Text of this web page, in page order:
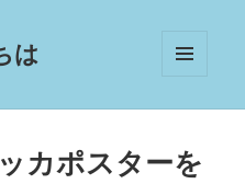
は
ーとウ
カポスターを